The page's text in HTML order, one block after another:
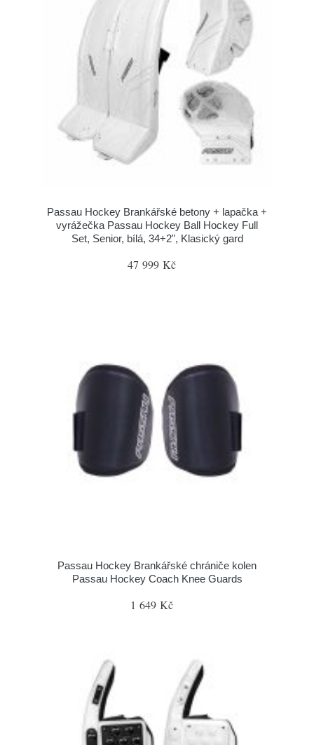
Passau Hockey Brankářské betony + lapačka +
vyrážečka Passau Hockey Ball Hockey Full
Set, Senior, bílá, 34+2", Klasický gard
47 999 Kč
Passau Hockey Brankářské chrániče kolen
Passau Hockey Coach Knee Guards
1 649 Kč